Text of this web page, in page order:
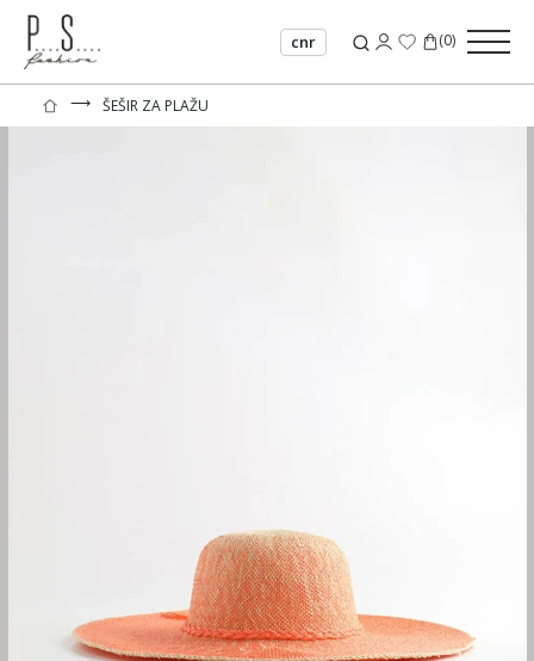
cnr (0)
⟶ ŠEŠIR ZA PLAŽU